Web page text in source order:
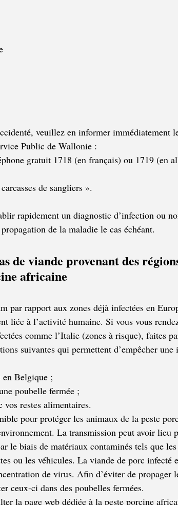
veuillez en informer immédiatement
Public de Wallonie :
gratuit 1718 (en français) ou 1719 (en
de sangliers ».
rapidement un diagnostic d’infection ou
de la maladie le cas échéant.
de viande provenant des
africaine
par rapport aux zones déjà infectées en
liée à l’activité humaine. Si vous vous
comme l’Italie (zones à risque), faites
suivantes qui permettent d’empêcher
en Belgique ;
poubelle fermée ;
vos restes alimentaires.
pour protéger les animaux de la peste
La transmission peut avoir lieu
le biais de matériaux contaminés tels que
ou les véhicules. La viande de porc infecté
de virus. Afin d’éviter de propager
ceux-ci dans des poubelles fermées.
la page web dédiée à la peste porcine